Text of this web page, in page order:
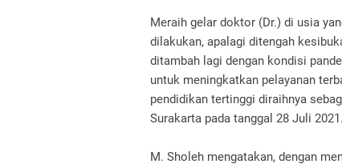
Meraih gelar doktor (Dr.) di usia
dilakukan, apalagi ditengah
ditambah lagi dengan kondisi
untuk meningkatkan pelayanan
pendidikan tertinggi diraihnya
Surakarta pada tanggal 28 Juli 2021.
M. Sholeh mengatakan, dengan